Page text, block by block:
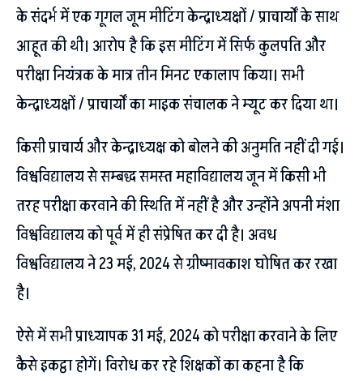
के संदर्भ में एक गूगल जूम मीटिंग केन्द्राध्यक्षों / प्राचार्यों के साथ
आहूत की थी। आरोप है कि इस मीटिंग में सिर्फ कुलपति और
परीक्षा नियंत्रक के मात्र तीन मिनट एकालाप किया। सभी
केन्द्राध्यक्षों / प्राचार्यों का माइक संचालक ने म्यूट कर दिया था।
किसी प्राचार्य और केन्द्राध्यक्ष को बोलने की अनुमति नहीं दी गई।
विश्वविद्यालय से सम्बद्ध समस्त महाविद्यालय जून में किसी भी
तरह परीक्षा करवाने की स्थिति में नहीं है और उन्होंने अपनी मंशा
विश्वविद्यालय को पूर्व में ही संप्रेषित कर दी है। अवध
विश्वविद्यालय ने 23 मई, 2024 से ग्रीष्मावकाश घोषित कर रखा
है।
ऐसे में सभी प्राध्यापक 31 मई, 2024 को परीक्षा करवाने के लिए
कैसे इकट्ठा होगें। विरोध कर रहे शिक्षकों का कहना है कि